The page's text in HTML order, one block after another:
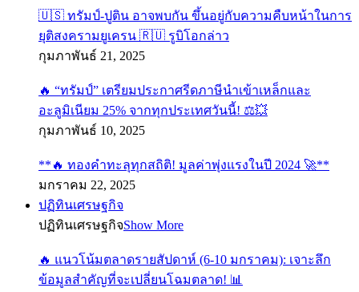
🇺🇸 ทรัมป์-ปูติน อาจพบกัน ขึ้นอยู่กับความคืบหน้าในการ
ยุติสงครามยูเครน 🇷🇺 รูบิโอกล่าว
กุมภาพันธ์ 21, 2025
🔥 “ทรัมป์” เตรียมประกาศรีดภาษีนำเข้าเหล็กและ
อะลูมิเนียม 25% จากทุกประเทศวันนี้! ⚖️💥
กุมภาพันธ์ 10, 2025
**🔥 ทองคำทะลุทุกสถิติ! มูลค่าพุ่งแรงในปี 2024 🚀**
มกราคม 22, 2025
ปฏิทินเศรษฐกิจ
ปฏิทินเศรษฐกิจShow More
🔥 แนวโน้มตลาดรายสัปดาห์ (6-10 มกราคม): เจาะลึก
ข้อมูลสำคัญที่จะเปลี่ยนโฉมตลาด! 📊